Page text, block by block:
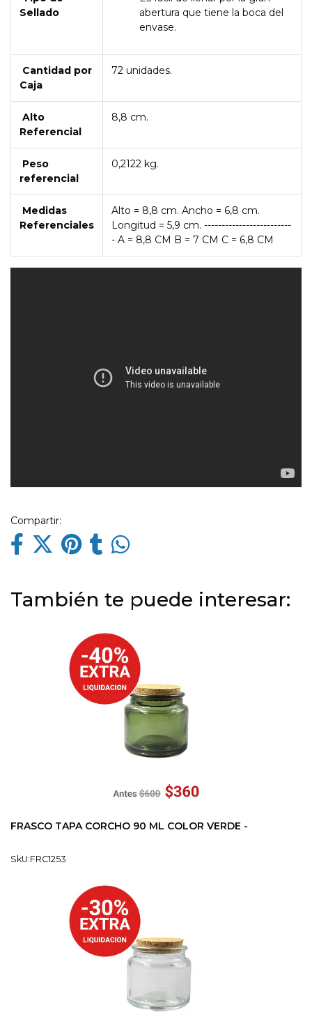
Sellado
abertura que tiene la boca del
envase.
Cantidad por
Caja
72 unidades.
Alto
Referencial
8,8 cm.
Peso
referencial
0,2122 kg.
Medidas
Referenciales
Alto = 8,8 cm. Ancho = 6,8 cm.
Longitud = 5,9 cm. -------------------------
- A = 8,8 CM B = 7 CM C = 6,8 CM
Compartir:
También te puede interesar:
FRASCO TAPA CORCHO 90 ML COLOR VERDE -
SkU:FRC1253